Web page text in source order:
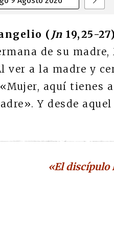
( Jn 19,25-
de su
ver a la madre y
aquí
Y desde
«El discípulo